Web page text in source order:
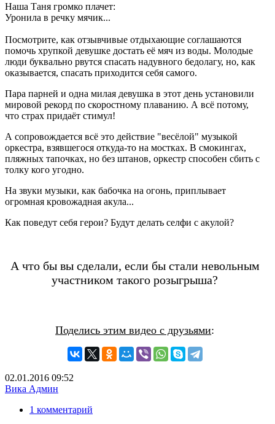
Наша Таня громко плачет:
Уронила в речку мячик...
Посмотрите, как отзывчивые отдыхающие соглашаются
помочь хрупкой девушке достать её мяч из воды. Молодые
люди буквально рвутся спасать надувного бедолагу, но, как
оказывается, спасать приходится себя самого.
Пара парней и одна милая девушка в этот день установили
мировой рекорд по скоростному плаванию. А всё потому,
что страх придаёт стимул!
А сопровождается всё это действие "весёлой" музыкой
оркестра, взявшегося откуда-то на мостках. В смокингах,
пляжных тапочках, но без штанов, оркестр способен сбить с
толку кого угодно.
На звуки музыки, как бабочка на огонь, приплывает
огромная кровожадная акула...
Как поведут себя герои? Будут делать селфи с акулой?
А что бы вы сделали, если бы стали невольным
участником такого розыгрыша?
Поделись этим видео с друзьями:
02.01.2016 09:52
Вика Админ
1 комментарий